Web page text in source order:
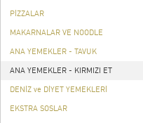
PİZZALAR
MAKARNALAR VE NOODLE
ANA YEMEKLER - TAVUK
ANA YEMEKLER - KIRMIZI ET
DENİZ ve DİYET YEMEKLERİ
EKSTRA SOSLAR